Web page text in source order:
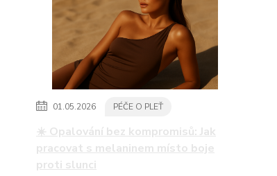
01.05.2026 PÉČE O PLEŤ
☀️ Opalování bez kompromisů: Jak
pracovat s melaninem místo boje
proti slunci